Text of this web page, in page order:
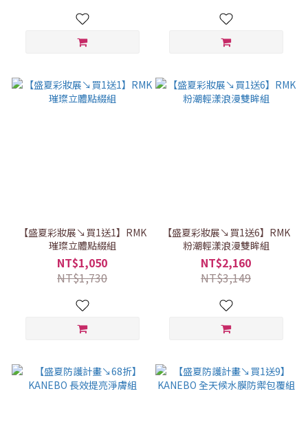
【盛夏彩妝展↘買1送1】RMK
璀璨立體點綴組
NT$1,050
NT$1,730
【盛夏彩妝展↘買1送6】RMK
粉潮輕漾浪漫雙眸組
NT$2,160
NT$3,149